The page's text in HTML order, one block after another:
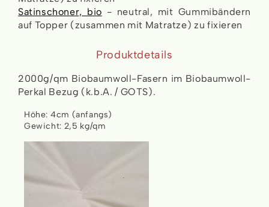
Satinschoner, bio - neutral, mit Gummibändern
auf Topper (zusammen mit Matratze) zu fixieren
Produktdetails
2000g/qm Biobaumwoll-Fasern im Biobaumwoll-
Perkal Bezug (k.b.A. / GOTS).
Höhe: 4cm (anfangs)
Gewicht: 2,5 kg/qm